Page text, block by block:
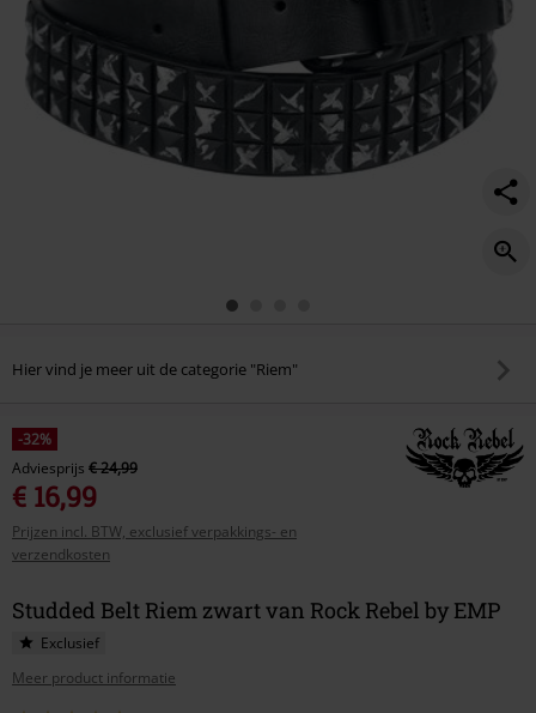
Hier vind je meer uit de categorie "Riem"
-32%
Adviesprijs € 24,99
€ 16,99
Prijzen incl. BTW, exclusief verpakkings- en
verzendkosten
Studded Belt Riem zwart van Rock Rebel by EMP
Exclusief
Meer product informatie